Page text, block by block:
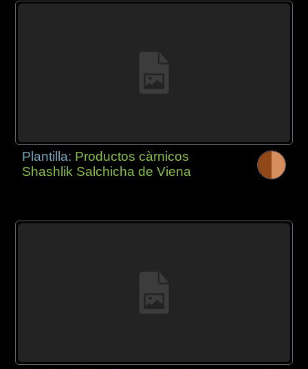
Plantilla: Productos càrnicos
Shashlik Salchicha de Viena